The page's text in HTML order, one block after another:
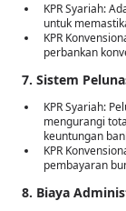
KPR Syariah:
untuk
KPR
perbankan
7. Sistem
KPR Syariah:
mengurangi
keuntungan
KPR
pembayaran
8. Biaya